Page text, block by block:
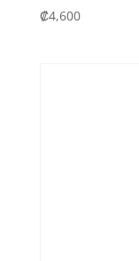
₡4,600